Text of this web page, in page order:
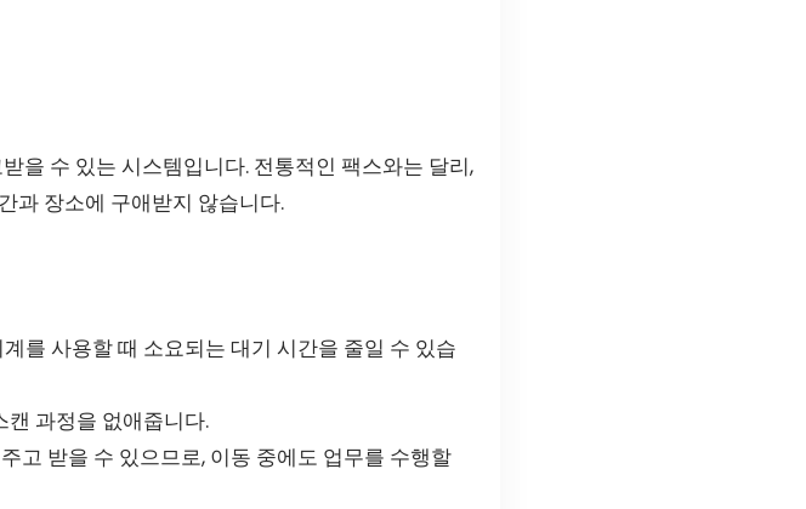
을 수 있는 시스템입니다. 전통적인 팩스와는 달리,
과 장소에 구애받지 않습니다.
를 사용할 때 소요되는 대기 시간을 줄일 수 있습
캔 과정을 없애줍니다.
고 받을 수 있으므로, 이동 중에도 업무를 수행할